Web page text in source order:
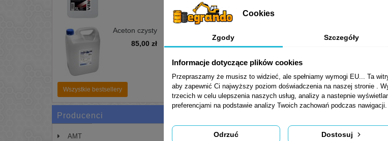
Aceton czysty
5L - zmywacz,
85,00 zł
Wszystkie bestsellery
Producenci
AMT
Przeznaczony jest do smarowania
pracujących w trudnych warunkach
• dużych prędkościach i małym momencie
• oraz w tych maszynach i urządzeniach,
Normy, aprobaty, specyfikacje
Dopuszczenie do stosowania w pojazdach
Cookies
Zgody Szczegóły
Informacje dotyczące plików cookies
Przepraszamy że musisz to widzieć, ale spełniamy wymogi EU... Ta
aby zapewnić Ci najwyższy poziom doświadczenia na naszej stronie .
trzecich w celu ulepszenia naszych usług, analizy a nastepnie
preferencjami na podstawie analizy Twoich zachowań podczas nawigacji.
Odrzuć Dostosuj